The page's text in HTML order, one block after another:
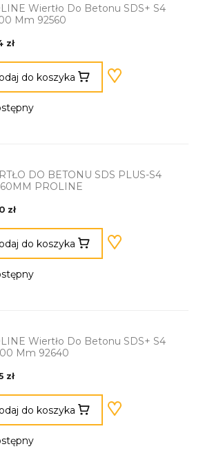
Wiertło Do Betonu SDS+ S4
Mm 92560
zł
do koszyka
DO BETONU SDS PLUS-S4
PROLINE
zł
do koszyka
Wiertło Do Betonu SDS+ S4
Mm 92640
zł
do koszyka